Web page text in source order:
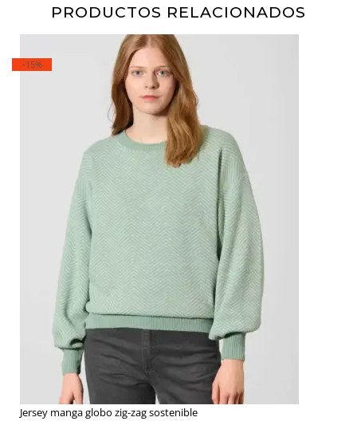
PRODUCTOS RELACIONADOS
-15%
Jersey manga globo zig-zag sostenible